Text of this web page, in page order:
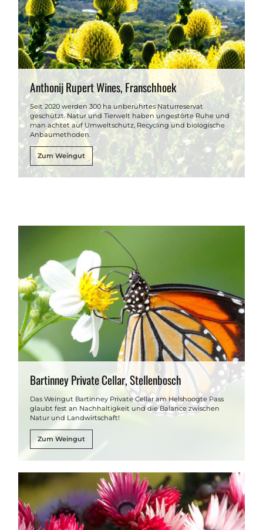
Anthonij Rupert Wines, Franschhoek
Seit 2020 werden 300 ha unberührtes Naturreservat
geschützt. Natur und Tierwelt haben ungestörte Ruhe und
man achtet auf Umweltschutz, Recycling und biologische
Anbaumethoden.
Zum Weingut
Bartinney Private Cellar, Stellenbosch
Das Weingut Bartinney Private Cellar am Helshoogte Pass
glaubt fest an Nachhaltigkeit und die Balance zwischen
Natur und Landwirtschaft!
Zum Weingut